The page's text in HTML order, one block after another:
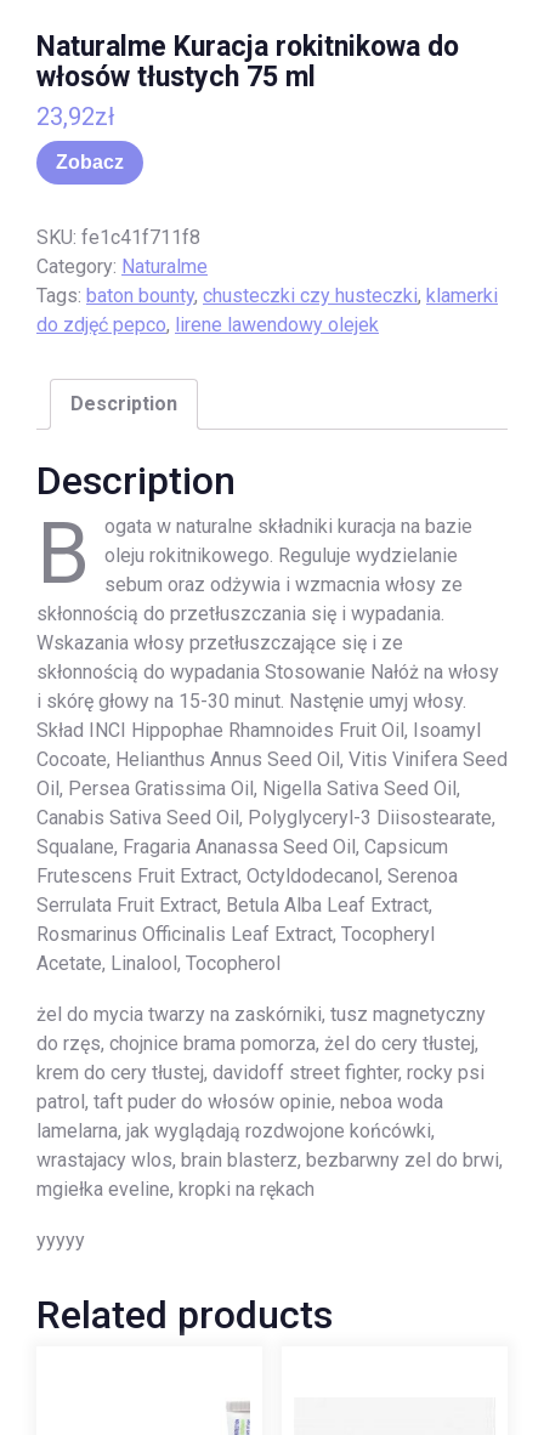
Naturalme Kuracja rokitnikowa do
włosów tłustych 75 ml
23,92zł
Zobacz
SKU: fe1c41f711f8
Category: Naturalme
Tags: baton bounty, chusteczki czy husteczki, klamerki
do zdjęć pepco, lirene lawendowy olejek
Description
Description
B
ogata w naturalne składniki kuracja na bazie
oleju rokitnikowego. Reguluje wydzielanie
sebum oraz odżywia i wzmacnia włosy ze
skłonnością do przetłuszczania się i wypadania.
Wskazania włosy przetłuszczające się i ze
skłonnością do wypadania Stosowanie Nałóż na włosy
i skórę głowy na 15-30 minut. Nastęnie umyj włosy.
Skład INCI Hippophae Rhamnoides Fruit Oil, Isoamyl
Cocoate, Helianthus Annus Seed Oil, Vitis Vinifera Seed
Oil, Persea Gratissima Oil, Nigella Sativa Seed Oil,
Canabis Sativa Seed Oil, Polyglyceryl-3 Diisostearate,
Squalane, Fragaria Ananassa Seed Oil, Capsicum
Frutescens Fruit Extract, Octyldodecanol, Serenoa
Serrulata Fruit Extract, Betula Alba Leaf Extract,
Rosmarinus Officinalis Leaf Extract, Tocopheryl
Acetate, Linalool, Tocopherol
żel do mycia twarzy na zaskórniki, tusz magnetyczny
do rzęs, chojnice brama pomorza, żel do cery tłustej,
krem do cery tłustej, davidoff street fighter, rocky psi
patrol, taft puder do włosów opinie, neboa woda
lamelarna, jak wyglądają rozdwojone końcówki,
wrastajacy wlos, brain blasterz, bezbarwny zel do brwi,
mgiełka eveline, kropki na rękach
yyyyy
Related products